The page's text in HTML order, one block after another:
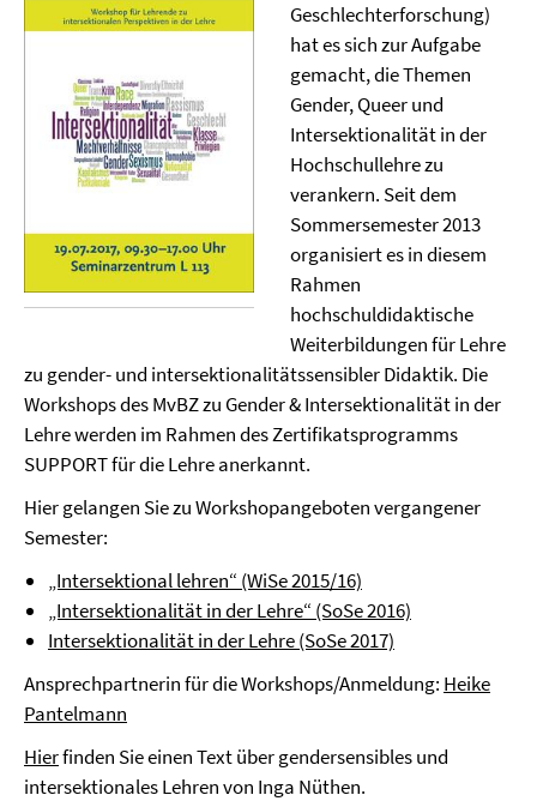
Geschlechterforschung)
hat es sich zur Aufgabe
gemacht, die Themen
Gender, Queer und
Intersektionalität in der
Hochschullehre zu
verankern. Seit dem
Sommersemester 2013
organisiert es in diesem
Rahmen
hochschuldidaktische
Weiterbildungen für Lehre
zu gender- und intersektionalitätssensibler Didaktik. Die
Workshops des MvBZ zu Gender & Intersektionalität in der
Lehre werden im Rahmen des Zertifikatsprogramms
SUPPORT für die Lehre anerkannt.
Hier gelangen Sie zu Workshopangeboten vergangener
Semester:
„Intersektional lehren“ (WiSe 2015/16)
„Intersektionalität in der Lehre“ (SoSe 2016)
Intersektionalität in der Lehre (SoSe 2017)
Ansprechpartnerin für die Workshops/Anmeldung: Heike
Pantelmann
Hierfinden Sie einen Text über gendersensibles und
intersektionales Lehren von Inga Nüthen.